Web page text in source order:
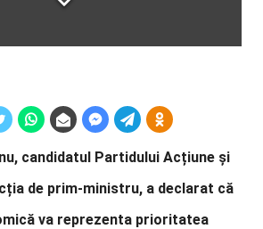
candidatul Partidului Acțiune și
de prim-ministru, a declarat că
va reprezenta prioritatea